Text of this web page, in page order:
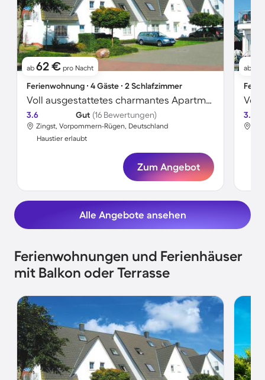
ab 62 € pro Nacht
Ferienwohnung ∙ 4 Gäste ∙ 2 Schlafzimmer
Voll ausgestattetes charmantes Apartment | Nah am Strand | Haustiere erlaubt
3.6 Gut (16 Bewertungen)
Zingst, Vorpommern-Rügen, Deutschland
Haustier erlaubt
Zum Angebot
ab
3.8
Alle Angebote ansehen
Ferienwohnungen und Ferienhäuser
mit Balkon oder Terrasse